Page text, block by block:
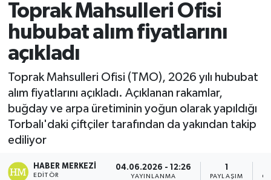
Toprak Mahsulleri Ofisi
hububat alım fiyatlarını
açıkladı
Toprak Mahsulleri Ofisi (TMO), 2026 yılı hububat
alım fiyatlarını açıkladı. Açıklanan rakamlar,
buğday ve arpa üretiminin yoğun olarak yapıldığı
Torbalı'daki çiftçiler tarafından da yakından takip
ediliyor
HABER MERKEZI
EDITÖR
04.06.2026 - 12:26
YAYINLANMA PAYLAŞIM
İzmir Namaz Vakitleri
İzmir Trafik Yoğunluk Haritası
Süper Lig Puan Durumu ve Fikstür
Tüm Manşetler
Son Dakika Haberleri
Haber Arşivi